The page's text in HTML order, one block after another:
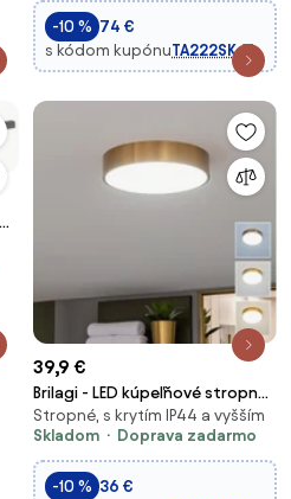
-10 % 74 €
s kódom kupónuTA222SK
39,9 €
Brilagi - LED kúpeľňové stropné
svietidlo POOL LED/24W/230V
pr. 30 cm IP54 bronz
Stropné, s krytím IP44 a vyšším
Skladom
Doprava zadarmo
-10 % 36 €